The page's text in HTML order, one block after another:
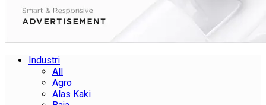
Industri
All
Agro
Alas Kaki